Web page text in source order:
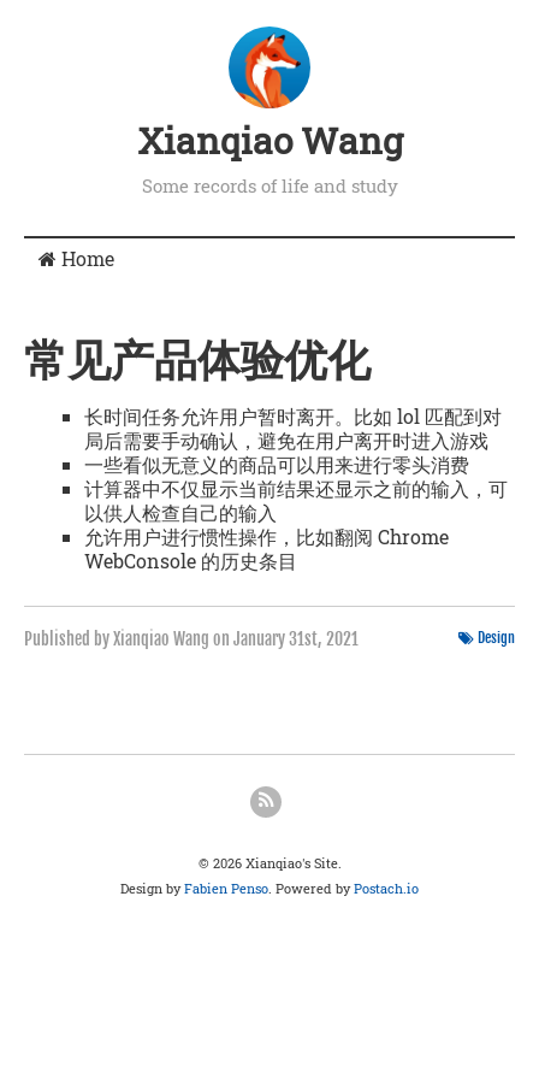
Xianqiao Wang
Some records of life and study
Home
常见产品体验优化
长时间任务允许用户暂时离开。比如 lol 匹配到对
局后需要手动确认，避免在用户离开时进入游戏
一些看似无意义的商品可以用来进行零头消费
计算器中不仅显示当前结果还显示之前的输入，可
以供人检查自己的输入
允许用户进行惯性操作，比如翻阅 Chrome
WebConsole 的历史条目
Published by Xianqiao Wang on January 31st, 2021 Design
© 2026 Xianqiao's Site.
Design byFabien Penso. Powered byPostach.io